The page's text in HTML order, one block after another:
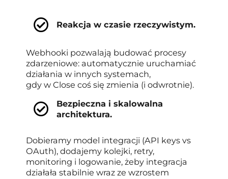
Reakcja w czasie rzeczywistym.
Webhooki pozwalają budować procesy
zdarzeniowe: automatycznie uruchamiać
działania w innych systemach,
gdy w Close coś się zmienia (i odwrotnie).
Bezpieczna i skalowalna
architektura.
Dobieramy model integracji (API keys vs
OAuth), dodajemy kolejki, retry,
monitoring i logowanie, żeby integracja
działała stabilnie wraz ze wzrostem